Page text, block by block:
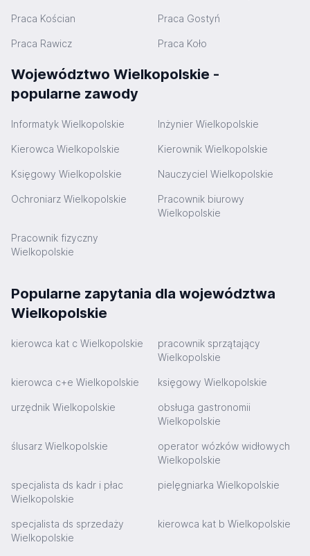
Praca Kościan Praca Gostyń
Praca Rawicz Praca Koło
Województwo Wielkopolskie -
popularne zawody
Informatyk Wielkopolskie Inżynier Wielkopolskie
Kierowca Wielkopolskie Kierownik Wielkopolskie
Księgowy Wielkopolskie Nauczyciel Wielkopolskie
Ochroniarz Wielkopolskie
Pracownik biurowy
Wielkopolskie
Pracownik fizyczny
Wielkopolskie
Popularne zapytania dla województwa
Wielkopolskie
kierowca kat c Wielkopolskie
pracownik sprzątający
Wielkopolskie
kierowca c+e Wielkopolskie księgowy Wielkopolskie
urzędnik Wielkopolskie
obsługa gastronomii
Wielkopolskie
ślusarz Wielkopolskie
operator wózków widłowych
Wielkopolskie
specjalista ds kadr i płac
Wielkopolskie
pielęgniarka Wielkopolskie
specjalista ds sprzedaży
Wielkopolskie
kierowca kat b Wielkopolskie